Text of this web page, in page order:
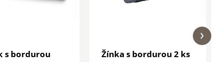
s bordurou Žínka s bordurou 2 ks